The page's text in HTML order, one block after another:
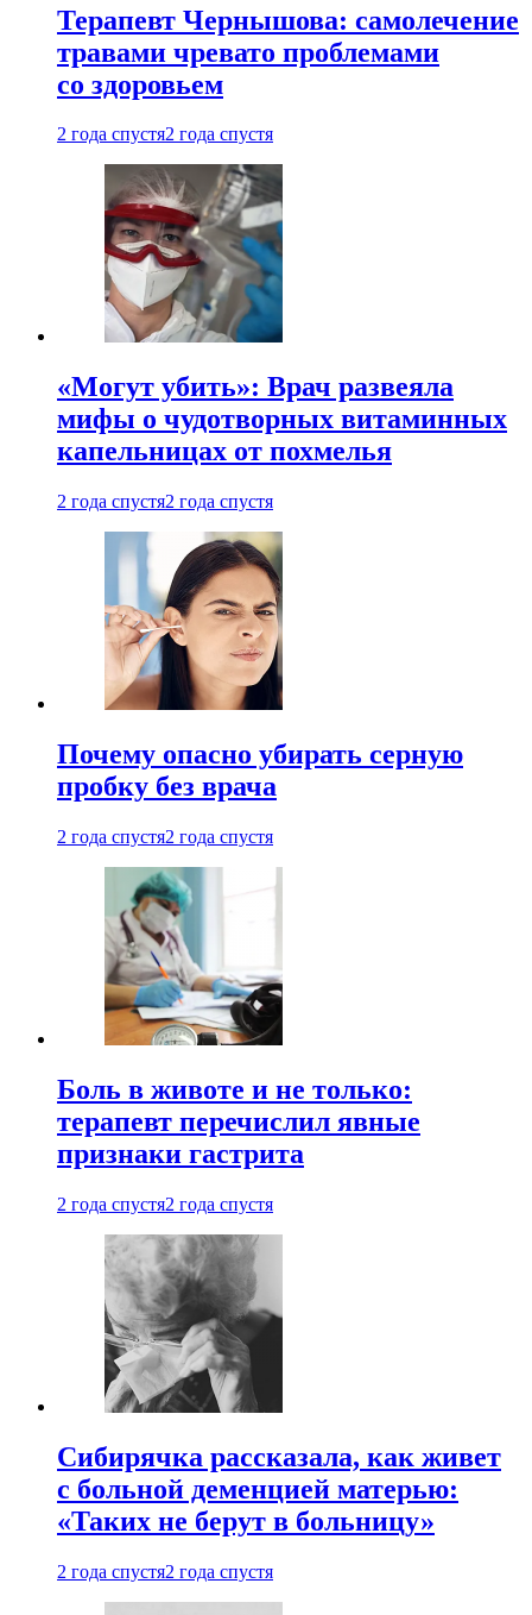
Терапевт Чернышова: самолечение
травами чревато проблемами
со здоровьем
2 года спустя2 года спустя
«Могут убить»: Врач развеяла
мифы о чудотворных витаминных
капельницах от похмелья
2 года спустя2 года спустя
Почему опасно убирать серную
пробку без врача
2 года спустя2 года спустя
Боль в животе и не только:
терапевт перечислил явные
признаки гастрита
2 года спустя2 года спустя
Сибирячка рассказала, как живет
с больной деменцией матерью:
«Таких не берут в больницу»
2 года спустя2 года спустя